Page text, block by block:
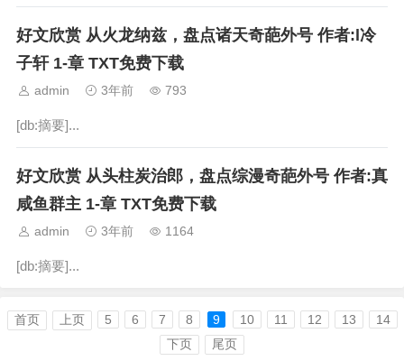
好文欣赏 从火龙纳兹，盘点诸天奇葩外号 作者:l冷
子轩 1-章 TXT免费下载
admin 3年前 793
[db:摘要]...
好文欣赏 从头柱炭治郎，盘点综漫奇葩外号 作者:真
咸鱼群主 1-章 TXT免费下载
admin 3年前 1164
[db:摘要]...
首页 上页 5 6 7 8 9 10 11 12 13
14
下页
尾页